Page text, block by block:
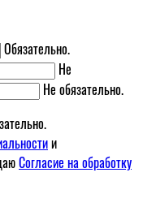
Обязательно.
Не
Не обязательно.
и
Согласие на обработку